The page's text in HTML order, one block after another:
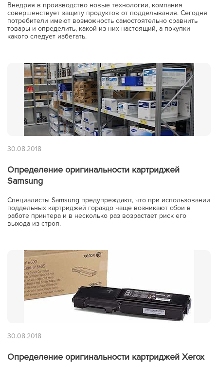
Внедряя в производство новые технологии, компания
совершенствует защиту продуктов от подделывания. Сегодня
потребители имеют возможность самостоятельно сравнить
товары и определить, какой из них настоящий, а покупки
какого следует избегать.
30.08.2018
Определение оригинальности картриджей
Samsung
Специалисты Samsung предупреждают, что при использовании
поддельных картриджей гораздо чаще возникают сбои в
работе принтера и в несколько раз возрастает риск его
выхода из строя.
30.08.2018
Определение оригинальности картриджей Xerox